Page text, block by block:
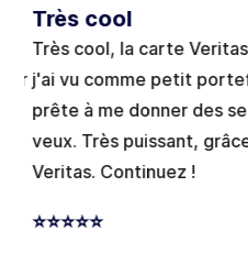
Très cool
Très cool, la carte
j'ai vu comme petit
prête à me donner des
veux. Très puissant,
Veritas. Continuez !
⭐⭐⭐⭐⭐